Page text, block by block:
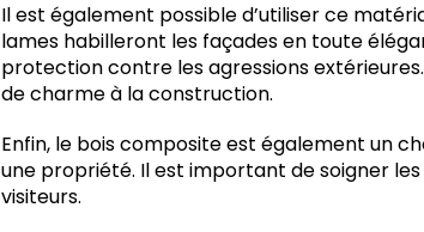
Il est également possible d’utiliser ce
lames habilleront les façades en toute
protection contre les agressions
de charme à la construction.
Enfin, le bois composite est également un
une propriété. Il est important de soigner
visiteurs.